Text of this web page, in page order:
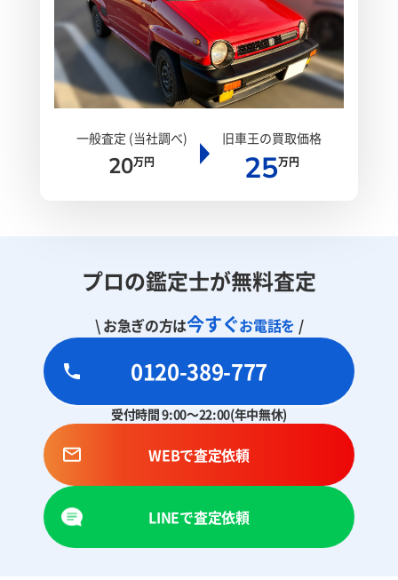
一般査定 (当社調べ)
20万円
旧車王の買取価格
25万円
プロの鑑定士が無料査定
\ お急ぎの方は今すぐお電話を /
0120-389-777
受付時間 9:00～22:00(年中無休)
WEBで査定依頼
LINEで査定依頼